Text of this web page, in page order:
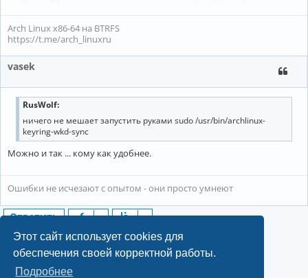
Этот сайт использует cookies для
обеспечения своей корректной работы.
Подробнее
Arch Linux x86-64 на BTRFS
https://t.me/arch_linuxru
vasek
RusWolf:
ничего не мешает запустить руками sudo /usr/bin/archlinux-
keyring-wkd-sync
Можно и так ... кому как удобнее.
Ошибки не исчезают с опытом - они просто умнеют
Ответить
16 сообщений • Страница